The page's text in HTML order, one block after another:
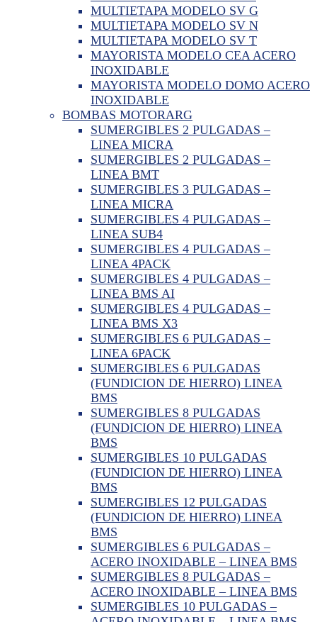
MULTIETAPA MODELO SV G
MULTIETAPA MODELO SV N
MULTIETAPA MODELO SV T
MAYORISTA MODELO CEA ACERO
INOXIDABLE
MAYORISTA MODELO DOMO ACERO
INOXIDABLE
BOMBAS MOTORARG
SUMERGIBLES 2 PULGADAS –
LINEA MICRA
SUMERGIBLES 2 PULGADAS –
LINEA BMT
SUMERGIBLES 3 PULGADAS –
LINEA MICRA
SUMERGIBLES 4 PULGADAS –
LINEA SUB4
SUMERGIBLES 4 PULGADAS –
LINEA 4PACK
SUMERGIBLES 4 PULGADAS –
LINEA BMS AI
SUMERGIBLES 4 PULGADAS –
LINEA BMS X3
SUMERGIBLES 6 PULGADAS –
LINEA 6PACK
SUMERGIBLES 6 PULGADAS
(FUNDICION DE HIERRO) LINEA
BMS
SUMERGIBLES 8 PULGADAS
(FUNDICION DE HIERRO) LINEA
BMS
SUMERGIBLES 10 PULGADAS
(FUNDICION DE HIERRO) LINEA
BMS
SUMERGIBLES 12 PULGADAS
(FUNDICION DE HIERRO) LINEA
BMS
SUMERGIBLES 6 PULGADAS –
ACERO INOXIDABLE – LINEA BMS
SUMERGIBLES 8 PULGADAS –
ACERO INOXIDABLE – LINEA BMS
SUMERGIBLES 10 PULGADAS –